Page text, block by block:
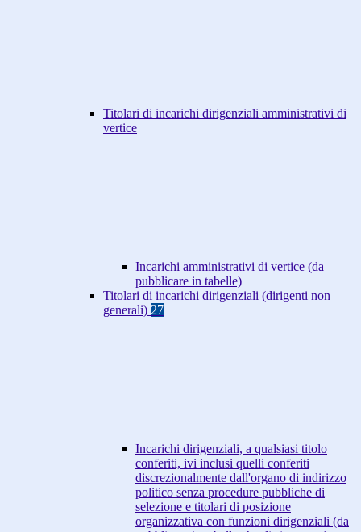
Titolari di incarichi dirigenziali amministrativi di
vertice
Incarichi amministrativi di vertice (da
pubblicare in tabelle)
Titolari di incarichi dirigenziali (dirigenti non
generali) 27
Incarichi dirigenziali, a qualsiasi titolo
conferiti, ivi inclusi quelli conferiti
discrezionalmente dall'organo di indirizzo
politico senza procedure pubbliche di
selezione e titolari di posizione
organizzativa con funzioni dirigenziali (da